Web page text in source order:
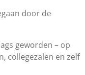
door de
geworden – op
collegezalen en zelf